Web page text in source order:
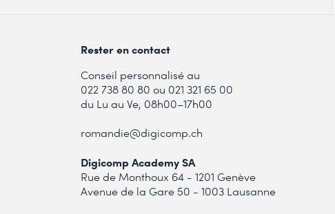
Rester en contact
Conseil personnalisé au
022 738 80 80 ou 021 321 65 00
du Lu au Ve, 08h00–17h00
romandie@digicomp.ch
Digicomp Academy SA
Rue de Monthoux 64 - 1201 Genève
Avenue de la Gare 50 - 1003 Lausanne